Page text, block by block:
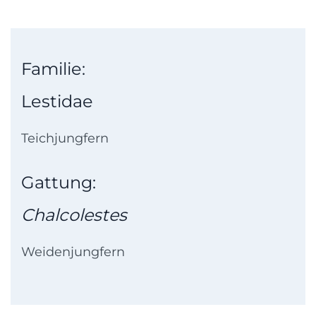
Familie:
Lestidae
Teichjungfern
Gattung:
Chalcolestes
Weidenjungfern